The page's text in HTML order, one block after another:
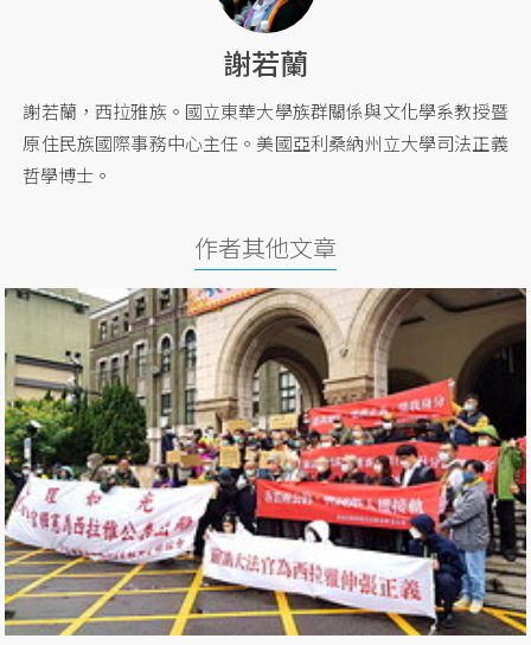
謝若蘭
謝若蘭，西拉雅族。國立東華大學族群關係與文化學系教授暨
原住民族國際事務中心主任。美國亞利桑納州立大學司法正義
哲學博士。
作者其他文章